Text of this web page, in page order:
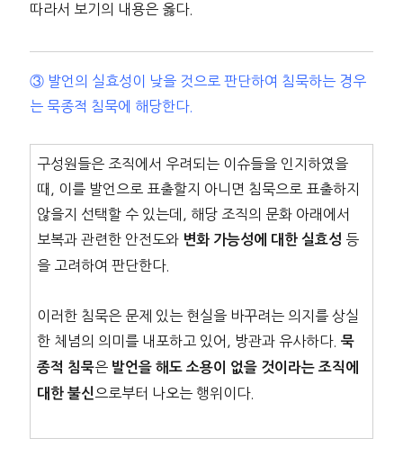
따라서 보기의 내용은 옳다.
③ 발언의 실효성이 낮을 것으로 판단하여 침묵하는 경우
는 묵종적 침묵에 해당한다.
구성원들은 조직에서 우려되는 이슈들을 인지하였을
때, 이를 발언으로 표출할지 아니면 침묵으로 표출하지
않을지 선택할 수 있는데, 해당 조직의 문화 아래에서
보복과 관련한 안전도와 변화 가능성에 대한 실효성 등
을 고려하여 판단한다.
이러한 침묵은 문제 있는 현실을 바꾸려는 의지를 상실
한 체념의 의미를 내포하고 있어, 방관과 유사하다. 묵
종적 침묵은발언을 해도 소용이 없을 것이라는 조직에
대한 불신 으로부터 나오는 행위이다.